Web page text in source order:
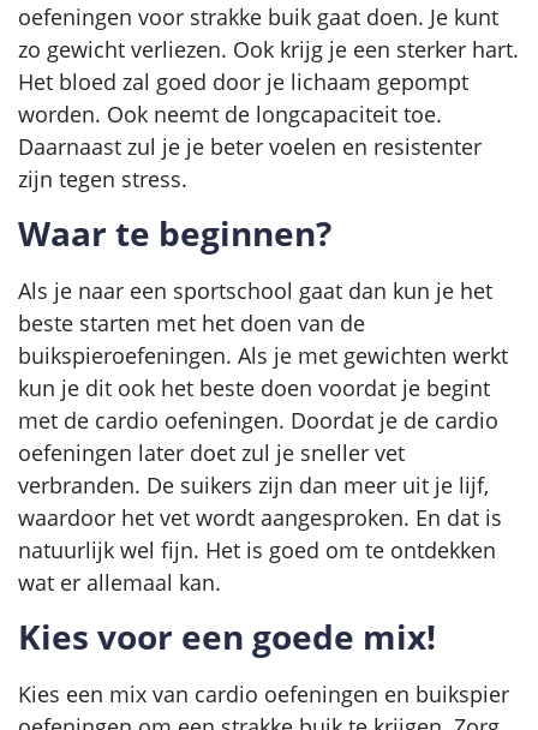
oefeningen voor strakke buik gaat doen. Je kunt
zo gewicht verliezen. Ook krijg je een sterker hart.
Het bloed zal goed door je lichaam gepompt
worden. Ook neemt de longcapaciteit toe.
Daarnaast zul je je beter voelen en resistenter
zijn tegen stress.
Waar te beginnen?
Als je naar een sportschool gaat dan kun je het
beste starten met het doen van de
buikspieroefeningen. Als je met gewichten werkt
kun je dit ook het beste doen voordat je begint
met de cardio oefeningen. Doordat je de cardio
oefeningen later doet zul je sneller vet
verbranden. De suikers zijn dan meer uit je lijf,
waardoor het vet wordt aangesproken. En dat is
natuurlijk wel fijn. Het is goed om te ontdekken
wat er allemaal kan.
Kies voor een goede mix!
Kies een mix van cardio oefeningen en buikspier